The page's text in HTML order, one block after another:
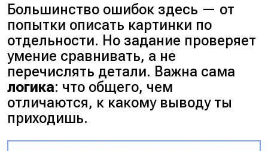
Большинство ошибок здесь — от
попытки описать картинки по
отдельности. Но задание проверяет
умение сравнивать, а не
перечислять детали. Важна сама
логика: что общего, чем
отличаются, к какому выводу ты
приходишь.